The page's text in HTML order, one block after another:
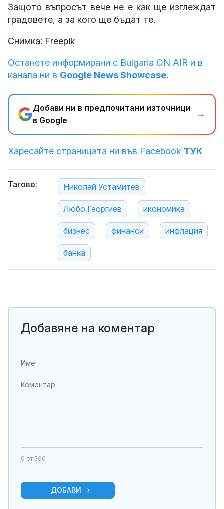
Защото въпросът вече не е как ще изглеждат
градовете, а за кого ще бъдат те.
Снимка: Freepik
Останете информирани с Bulgaria ON AIR и в
канала ни в Google News Showcase.
Добави ни в предпочитани източници
в Google
→
Харесайте страницата ни във Facebook ТУК
Тагове: Николай Устамитев
Любо Георгиев икономика
бизнес финанси инфлация
банка
Добавяне на коментар
0 от 500
ДОБАВИ